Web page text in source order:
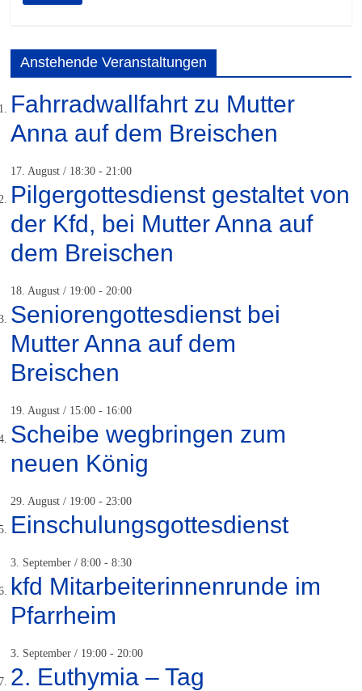
Anstehende Veranstaltungen
Fahrradwallfahrt zu Mutter
Anna auf dem Breischen
17. August / 18:30 -21:00
Pilgergottesdienst gestaltet von
der Kfd, bei Mutter Anna auf
dem Breischen
18. August / 19:00 -20:00
Seniorengottesdienst bei
Mutter Anna auf dem
Breischen
19. August / 15:00 - 16:00
Scheibe wegbringen zum
neuen König
29. August / 19:00 -23:00
Einschulungsgottesdienst
3. September / 8:00 -8:30
kfd Mitarbeiterinnenrunde im
Pfarrheim
3. September / 19:00 -20:00
2. Euthymia – Tag